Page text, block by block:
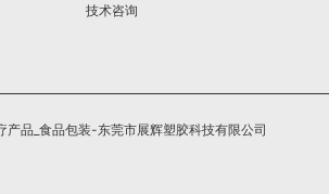
技术咨询
产品_食品包装-东莞市展辉塑胶科技有限公司